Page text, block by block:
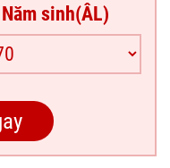
Năm sinh(ÂL)